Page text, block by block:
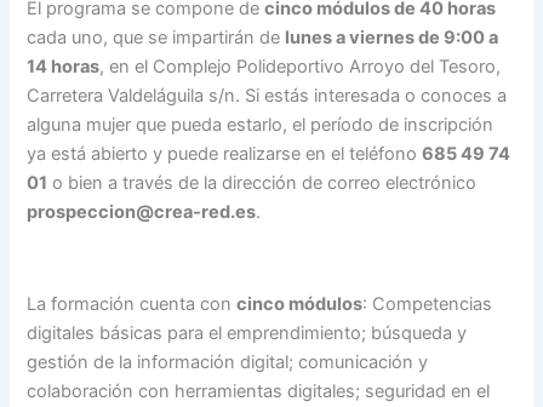
El programa se compone decinco módulos de 40 horas
cada uno, que se impartirán de lunes a viernes de 9:00 a
14 horas, en el Complejo Polideportivo Arroyo del Tesoro,
Carretera Valdeláguila s/n. Si estás interesada o conoces a
alguna mujer que pueda estarlo, el período de inscripción
ya está abierto y puede realizarse en el teléfono685 49 74
01 o bien a través de la dirección de correo electrónico
prospeccion@crea-red.es.
La formación cuenta concinco módulos: Competencias
digitales básicas para el emprendimiento; búsqueda y
gestión de la información digital; comunicación y
colaboración con herramientas digitales; seguridad en el